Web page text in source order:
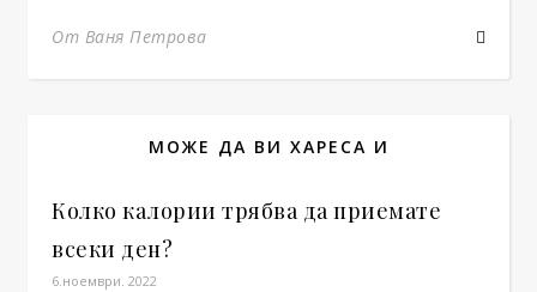
От Ваня Петрова
МОЖЕ ДА ВИ ХАРЕСА И
Колко калории трябва да приемате
всеки ден?
6.ноември. 2022